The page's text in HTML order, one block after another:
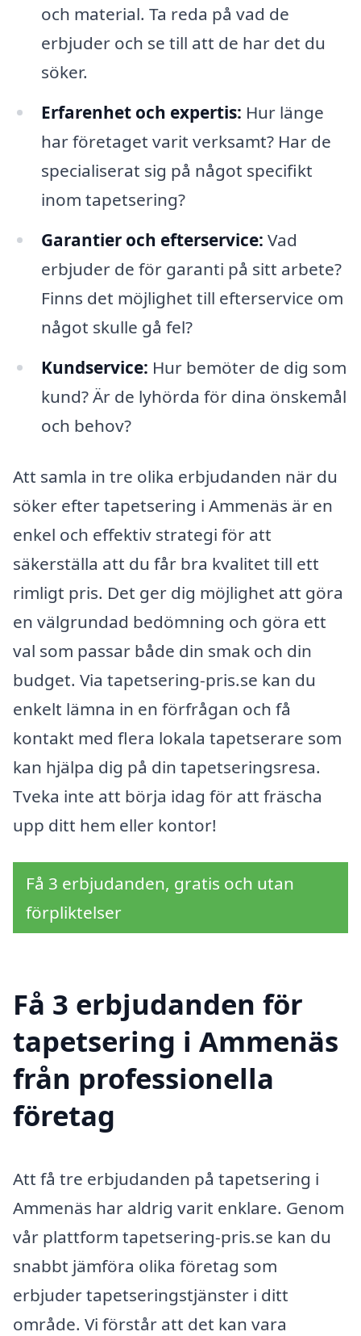
och material. Ta reda på vad de
erbjuder och se till att de har det du
söker.
Erfarenhet och expertis: Hur länge
har företaget varit verksamt? Har de
specialiserat sig på något specifikt
inom tapetsering?
Garantier och efterservice: Vad
erbjuder de för garanti på sitt arbete?
Finns det möjlighet till efterservice om
något skulle gå fel?
Kundservice: Hur bemöter de dig som
kund? Är de lyhörda för dina önskemål
och behov?
Att samla in tre olika erbjudanden när du
söker efter tapetsering i Ammenäs är en
enkel och effektiv strategi för att
säkerställa att du får bra kvalitet till ett
rimligt pris. Det ger dig möjlighet att göra
en välgrundad bedömning och göra ett
val som passar både din smak och din
budget. Via tapetsering-pris.se kan du
enkelt lämna in en förfrågan och få
kontakt med flera lokala tapetserare som
kan hjälpa dig på din tapetseringsresa.
Tveka inte att börja idag för att fräscha
upp ditt hem eller kontor!
Få 3 erbjudanden, gratis och utan
förpliktelser
Få 3 erbjudanden för
tapetsering i Ammenäs
från professionella
företag
Att få tre erbjudanden på tapetsering i
Ammenäs har aldrig varit enklare. Genom
vår plattform tapetsering-pris.se kan du
snabbt jämföra olika företag som
erbjuder tapetseringstjänster i ditt
område. Vi förstår att det kan vara